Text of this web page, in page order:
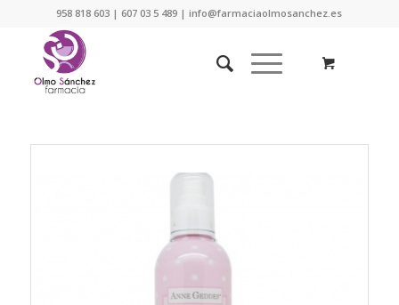
958 818 603 | 607 03 5 489 | info@farmaciaolmosanchez.es